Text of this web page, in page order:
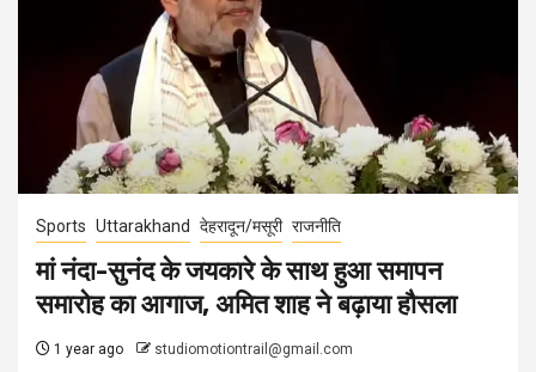
Sports Uttarakhand देहरादून/मसूरी राजनीति
मां नंदा-सुनंद के जयकारे के साथ हुआ समापन
समारोह का आगाज, अमित शाह ने बढ़ाया हौसला
1 year ago studiomotiontrail@gmail.com